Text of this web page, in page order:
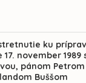
ku
november 1989
pánom
Buššom